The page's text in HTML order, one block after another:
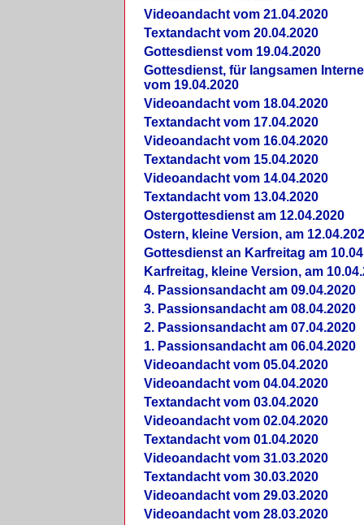
Videoandacht vom 21.04.2020
Textandacht vom 20.04.2020
Gottesdienst vom 19.04.2020
Gottesdienst, für langsamen
vom 19.04.2020
Videoandacht vom 18.04.2020
Textandacht vom 17.04.2020
Videoandacht vom 16.04.2020
Textandacht vom 15.04.2020
Videoandacht vom 14.04.2020
Textandacht vom 13.04.2020
Ostergottesdienst am 12.04.2020
Ostern, kleine Version, am
Gottesdienst an Karfreitag am
Karfreitag, kleine Version, am
4. Passionsandacht am 09.04.2020
3. Passionsandacht am 08.04.2020
2. Passionsandacht am 07.04.2020
1. Passionsandacht am 06.04.2020
Videoandacht vom 05.04.2020
Videoandacht vom 04.04.2020
Textandacht vom 03.04.2020
Videoandacht vom 02.04.2020
Textandacht vom 01.04.2020
Videoandacht vom 31.03.2020
Textandacht vom 30.03.2020
Videoandacht vom 29.03.2020
Videoandacht vom 28.03.2020